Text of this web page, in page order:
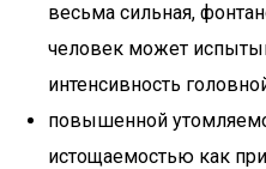
весьма сильная,
человек может
интенсивность
повышенной
истощаемостью как